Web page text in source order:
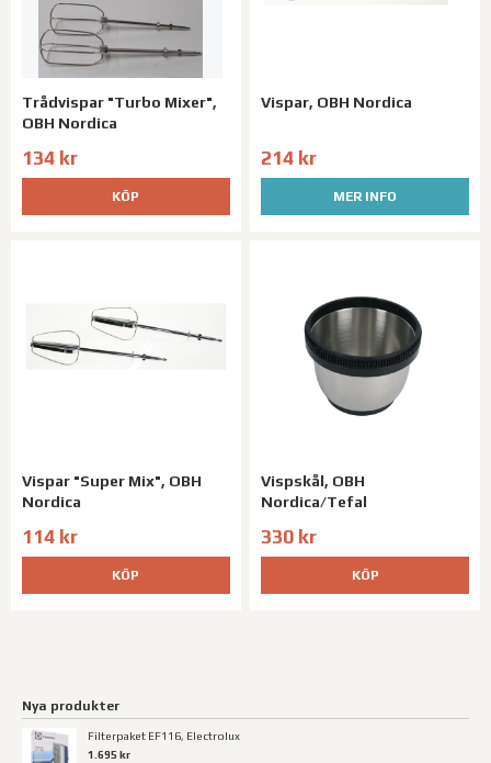
Trådvispar "Turbo Mixer",
OBH Nordica
134 kr
KÖP
Vispar, OBH Nordica
214 kr
MER INFO
Vispar "Super Mix", OBH
Nordica
114 kr
KÖP
Vispskål, OBH
Nordica/Tefal
330 kr
KÖP
Nya produkter
Filterpaket EF116, Electrolux
1.695 kr